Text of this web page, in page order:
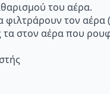
του αέρα.
φιλτράρουν τον
τα στον αέρα που